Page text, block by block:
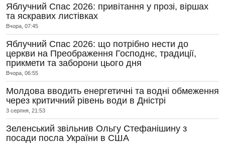
Яблучний Спас 2026: привітання у прозі, віршах
та яскравих листівках
Вчора, 07:45
Яблучний Спас 2026: що потрібно нести до
церкви на Преображення Господнє, традиції,
прикмети та заборони цього дня
Вчора, 06:55
Молдова вводить енергетичні та водні обмеження
через критичний рівень води в Дністрі
3 серпня, 21:53
Зеленський звільнив Ольгу Стефанішину з
посади посла України в США